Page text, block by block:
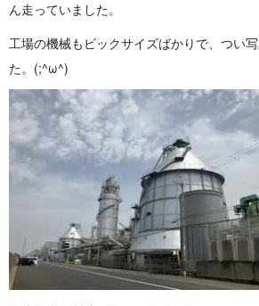
ん走ってい ま し た 。
工場の機械もビックサイズばかりで、つい
た。(; ^ ω ^ )